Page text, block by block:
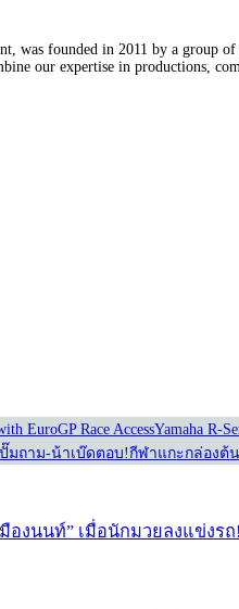
was founded in 2011 by a group
our expertise in productions,
EuroGP Race AccessYamaha R-
ปั๊มถาม-น้าเบ๊ดตอบ!กีฬาแกะกล่องต้
เมืองนนท์” เมื่อนักมวยลงแข่งรถ!